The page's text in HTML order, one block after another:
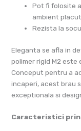
Pot fi folosite
ambient
Rezista la
Eleganta se afla in
polimer rigid M2
Conceput pentru a
incaperi, acest brau
exceptionala si
Caracteristici